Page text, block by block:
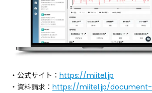
・公式サイト： https://miitel.jp
・資料請求： https://miitel.jp/